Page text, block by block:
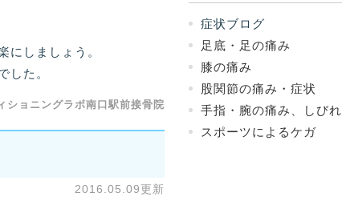
にしましょう。
した。
ショニングラボ南口駅前接骨院
2016.05.09更新
症状ブログ
足底・足の痛み
膝の痛み
股関節の痛み・症状
手指・腕の痛み、しびれ
スポーツによるケガ